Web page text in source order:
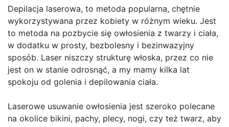
Depilacja laserowa, to metoda popularna, chętnie
wykorzystywana przez kobiety w różnym wieku. Jest
to metoda na pozbycie się owłosienia z twarzy i ciała,
w dodatku w prosty, bezbolesny i bezinwazyjny
sposób. Laser niszczy strukturę włoska, przez co nie
jest on w stanie odrosnąć, a my mamy kilka lat
spokoju od golenia i depilowania ciała.
Laserowe usuwanie owłosienia jest szeroko polecane
na okolice bikini, pachy, plecy, nogi, czy też twarz, aby